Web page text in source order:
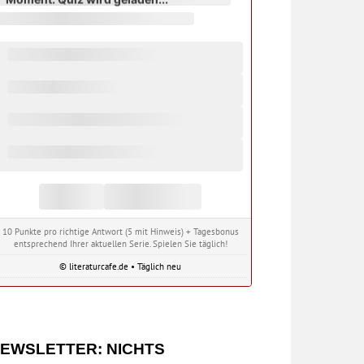
10 Punkte pro richtige Antwort (5 mit Hinweis) + Tagesbonus
entsprechend Ihrer aktuellen Serie. Spielen Sie täglich!
© literaturcafe.de • Täglich neu
NICHTS